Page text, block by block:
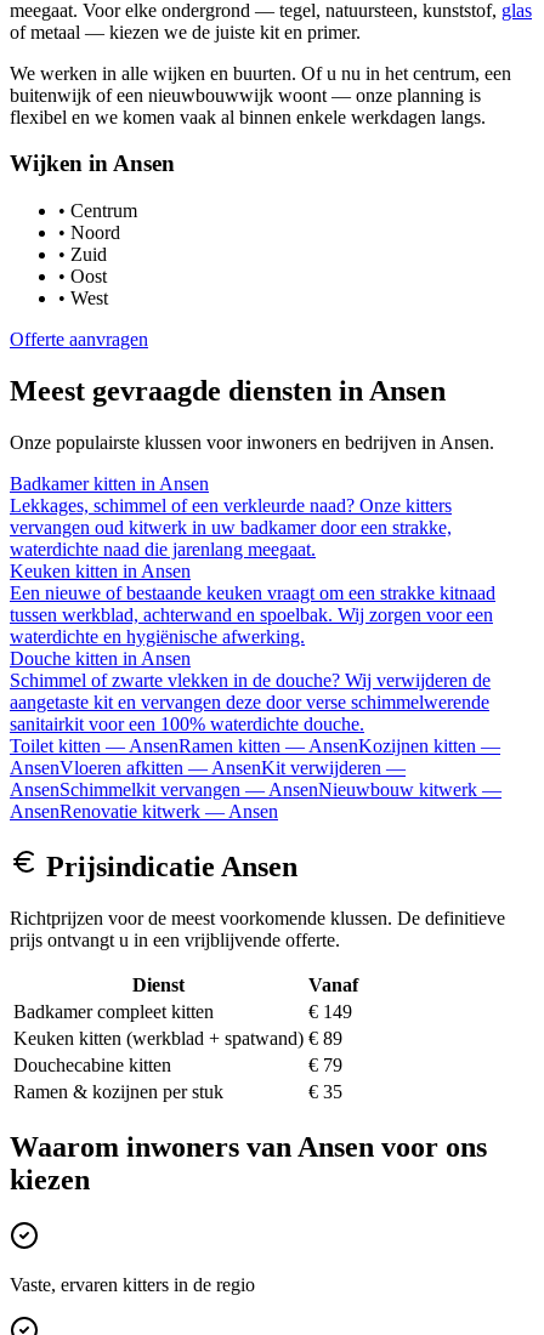
meegaat. Voor elke ondergrond — tegel, natuursteen, kunststof, glas
of metaal — kiezen we de juiste kit en primer.
We werken in alle wijken en buurten. Of u nu in het centrum, een
buitenwijk of een nieuwbouwwijk woont — onze planning is
flexibel en we komen vaak al binnen enkele werkdagen langs.
Wijken inAnsen
• Centrum
• Noord
• Zuid
• Oost
• West
Offerte aanvragen
Meest gevraagde diensten in Ansen
Onze populairste klussen voor inwoners en bedrijven in Ansen.
Badkamer kitten in Ansen
Lekkages, schimmel of een verkleurde naad? Onze kitters
vervangen oud kitwerk in uw badkamer door een strakke,
waterdichte naad die jarenlang meegaat.
Keuken kitten in Ansen
Een nieuwe of bestaande keuken vraagt om een strakke kitnaad
tussen werkblad, achterwand en spoelbak. Wij zorgen voor een
waterdichte en hygiënische afwerking.
Douche kitten in Ansen
Schimmel of zwarte vlekken in de douche? Wij verwijderen de
aangetaste kit en vervangen deze door verse schimmelwerende
sanitairkit voor een 100% waterdichte douche.
Toilet kitten — AnsenRamen kitten — AnsenKozijnen kitten —
AnsenVloeren afkitten — AnsenKit verwijderen —
AnsenSchimmelkit vervangen — AnsenNieuwbouw kitwerk —
AnsenRenovatie kitwerk — Ansen
Prijsindicatie Ansen
Richtprijzen voor de meest voorkomende klussen. De definitieve
prijs ontvangt u in een vrijblijvende offerte.
Dienst
Vanaf
Badkamer compleet kitten
€ 149
Keuken kitten (werkblad + spatwand) € 89
Douchecabine kitten
€ 79
Ramen & kozijnen per stuk
€ 35
Waarom inwoners van Ansen voor ons
kiezen
Vaste, ervaren kitters in de regio